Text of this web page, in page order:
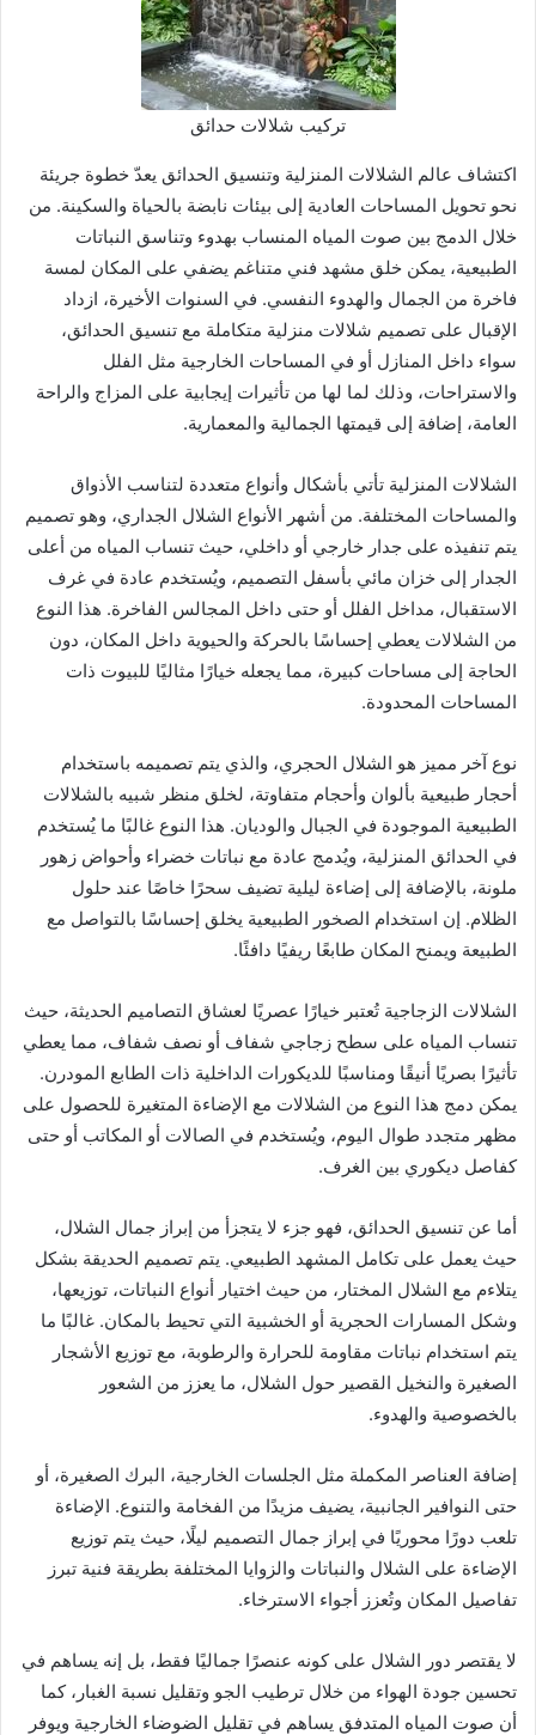
تركيب شلالات حدائق
اكتشاف عالم الشلالات المنزلية وتنسيق الحدائق يعدّ خطوة جريئة
نحو تحويل المساحات العادية إلى بيئات نابضة بالحياة والسكينة. من
خلال الدمج بين صوت المياه المنساب بهدوء وتناسق النباتات
الطبيعية، يمكن خلق مشهد فني متناغم يضفي على المكان لمسة
فاخرة من الجمال والهدوء النفسي. في السنوات الأخيرة، ازداد
الإقبال على تصميم شلالات منزلية متكاملة مع تنسيق الحدائق،
سواء داخل المنازل أو في المساحات الخارجية مثل الفلل
والاستراحات، وذلك لما لها من تأثيرات إيجابية على المزاج والراحة
العامة، إضافة إلى قيمتها الجمالية والمعمارية.
الشلالات المنزلية تأتي بأشكال وأنواع متعددة لتناسب الأذواق
والمساحات المختلفة. من أشهر الأنواع الشلال الجداري، وهو تصميم
يتم تنفيذه على جدار خارجي أو داخلي، حيث تنساب المياه من أعلى
الجدار إلى خزان مائي بأسفل التصميم، ويُستخدم عادة في غرف
الاستقبال، مداخل الفلل أو حتى داخل المجالس الفاخرة. هذا النوع
من الشلالات يعطي إحساسًا بالحركة والحيوية داخل المكان، دون
الحاجة إلى مساحات كبيرة، مما يجعله خيارًا مثاليًا للبيوت ذات
المساحات المحدودة.
نوع آخر مميز هو الشلال الحجري، والذي يتم تصميمه باستخدام
أحجار طبيعية بألوان وأحجام متفاوتة، لخلق منظر شبيه بالشلالات
الطبيعية الموجودة في الجبال والوديان. هذا النوع غالبًا ما يُستخدم
في الحدائق المنزلية، ويُدمج عادة مع نباتات خضراء وأحواض زهور
ملونة، بالإضافة إلى إضاءة ليلية تضيف سحرًا خاصًا عند حلول
الظلام. إن استخدام الصخور الطبيعية يخلق إحساسًا بالتواصل مع
الطبيعة ويمنح المكان طابعًا ريفيًا دافئًا.
الشلالات الزجاجية تُعتبر خيارًا عصريًا لعشاق التصاميم الحديثة، حيث
تنساب المياه على سطح زجاجي شفاف أو نصف شفاف، مما يعطي
تأثيرًا بصريًا أنيقًا ومناسبًا للديكورات الداخلية ذات الطابع المودرن.
يمكن دمج هذا النوع من الشلالات مع الإضاءة المتغيرة للحصول على
مظهر متجدد طوال اليوم، ويُستخدم في الصالات أو المكاتب أو حتى
كفاصل ديكوري بين الغرف.
أما عن تنسيق الحدائق، فهو جزء لا يتجزأ من إبراز جمال الشلال،
حيث يعمل على تكامل المشهد الطبيعي. يتم تصميم الحديقة بشكل
يتلاءم مع الشلال المختار، من حيث اختيار أنواع النباتات، توزيعها،
وشكل المسارات الحجرية أو الخشبية التي تحيط بالمكان. غالبًا ما
يتم استخدام نباتات مقاومة للحرارة والرطوبة، مع توزيع الأشجار
الصغيرة والنخيل القصير حول الشلال، ما يعزز من الشعور
بالخصوصية والهدوء.
إضافة العناصر المكملة مثل الجلسات الخارجية، البرك الصغيرة، أو
حتى النوافير الجانبية، يضيف مزيدًا من الفخامة والتنوع. الإضاءة
تلعب دورًا محوريًا في إبراز جمال التصميم ليلًا، حيث يتم توزيع
الإضاءة على الشلال والنباتات والزوايا المختلفة بطريقة فنية تبرز
تفاصيل المكان وتُعزز أجواء الاسترخاء.
لا يقتصر دور الشلال على كونه عنصرًا جماليًا فقط، بل إنه يساهم في
تحسين جودة الهواء من خلال ترطيب الجو وتقليل نسبة الغبار، كما
أن صوت المياه المتدفق يساهم في تقليل الضوضاء الخارجية ويوفر